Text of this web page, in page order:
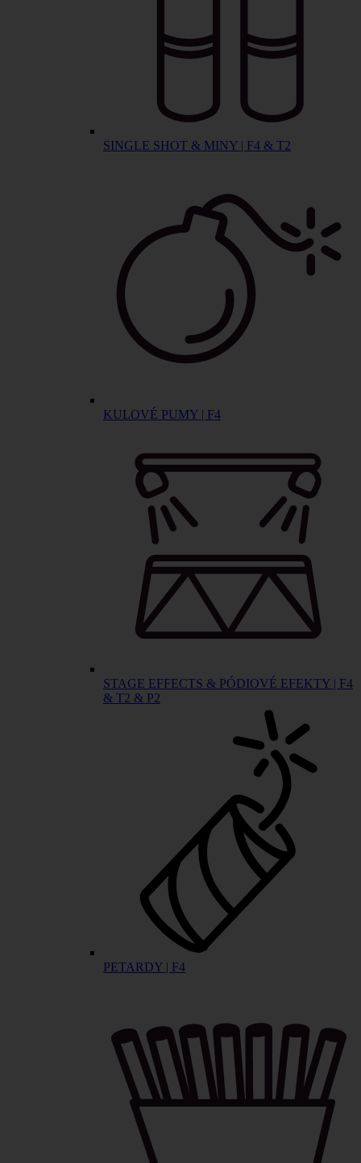
SINGLE SHOT & MINY | F4 & T2
KULOVÉ PUMY | F4
STAGE EFFECTS & PÓDIOVÉ EFEKTY | F4
& T2 & P2
PETARDY | F4